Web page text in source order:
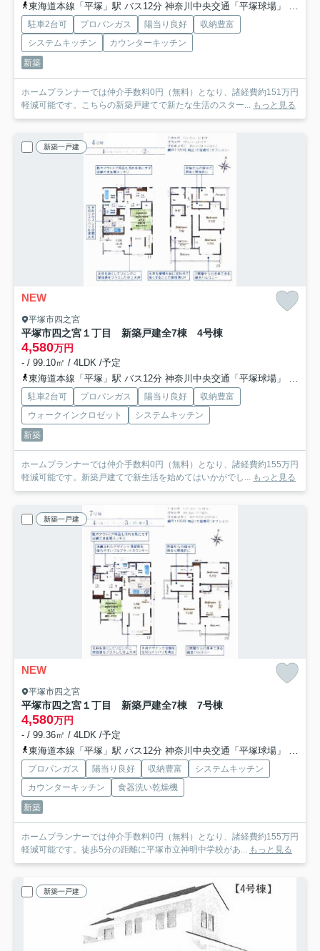
東海道本線「平塚」駅 バス12分 神奈川中央交通「平塚球場」 停歩6分
駐車2台可 プロパンガス 陽当り良好
収納豊富
システムキッチン
カウンターキッチン
新築
ホームプランナーでは仲介手数料0円（無料）となり、諸経費約151万円
軽減可能です。こちらの新築戸建てで新たな生活のスター... もっと見る
新築一戸建
NEW
平塚市四之宮
平塚市四之宮１丁目 新築戸建全7棟 4号棟
4,580万円
- / 99.10㎡ / 4LDK /予定
東海道本線「平塚」駅 バス12分 神奈川中央交通「平塚球場」 停歩6分
駐車2台可 プロパンガス 陽当り良好
収納豊富
ウォークインクロゼット
システムキッチン
新築
ホームプランナーでは仲介手数料0円（無料）となり、諸経費約155万円
軽減可能です。新築戸建てで新生活を始めてはいかがでし... もっと見る
新築一戸建
NEW
平塚市四之宮
平塚市四之宮１丁目 新築戸建全7棟 7号棟
4,580万円
- / 99.36㎡ / 4LDK /予定
東海道本線「平塚」駅 バス12分 神奈川中央交通「平塚球場」 停歩6分
プロパンガス 陽当り良好 収納豊富
システムキッチン
カウンターキッチン
食器洗い乾燥機
新築
ホームプランナーでは仲介手数料0円（無料）となり、諸経費約155万円
軽減可能です。徒歩5分の距離に平塚市立神明中学校があ... もっと見る
新築一戸建